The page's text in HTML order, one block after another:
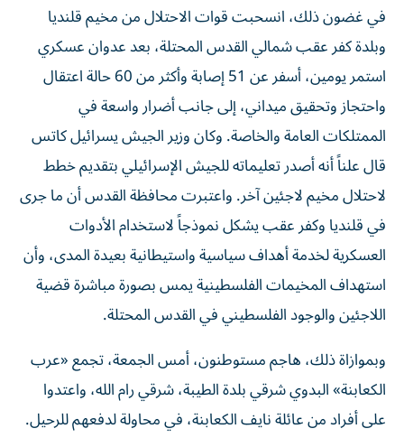
في غضون ذلك، انسحبت قوات الاحتلال من مخيم قلنديا
وبلدة كفر عقب شمالي القدس المحتلة، بعد عدوان عسكري
استمر يومين، أسفر عن 51 إصابة وأكثر من 60 حالة اعتقال
واحتجاز وتحقيق ميداني، إلى جانب أضرار واسعة في
الممتلكات العامة والخاصة. وكان وزير الجيش يسرائيل كاتس
قال علناً أنه أصدر تعليماته للجيش الإسرائيلي بتقديم خطط
لاحتلال مخيم لاجئين آخر. واعتبرت محافظة القدس أن ما جرى
في قلنديا وكفر عقب يشكل نموذجاً لاستخدام الأدوات
العسكرية لخدمة أهداف سياسية واستيطانية بعيدة المدى، وأن
استهداف المخيمات الفلسطينية يمس بصورة مباشرة قضية
اللاجئين والوجود الفلسطيني في القدس المحتلة.
وبموازاة ذلك، هاجم مستوطنون، أمس الجمعة، تجمع «عرب
الكعابنة» البدوي شرقي بلدة الطيبة، شرقي رام الله، واعتدوا
على أفراد من عائلة نايف الكعابنة، في محاولة لدفعهم للرحيل.